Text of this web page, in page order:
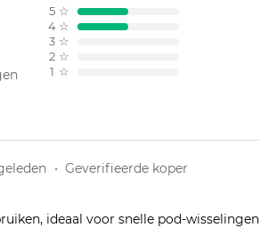
5 ☆
4 ☆
3 ☆
2 ☆
1 ☆
• Geverifieerde koper
ideaal voor snelle pod-wisselingen